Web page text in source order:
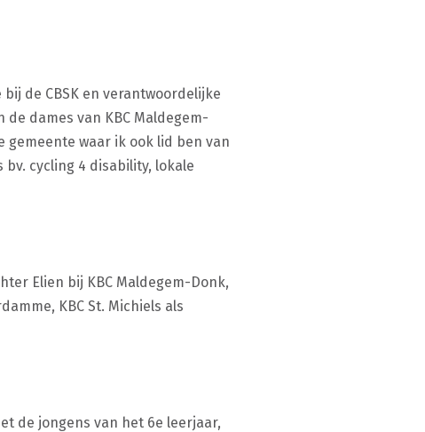
de CBSK en verantwoordelijke
dames van KBC Maldegem-
waar ik ook lid ben van
cycling 4 disability, lokale
Elien bij KBC Maldegem-Donk,
KBC St. Michiels als
de jongens van het 6e leerjaar,